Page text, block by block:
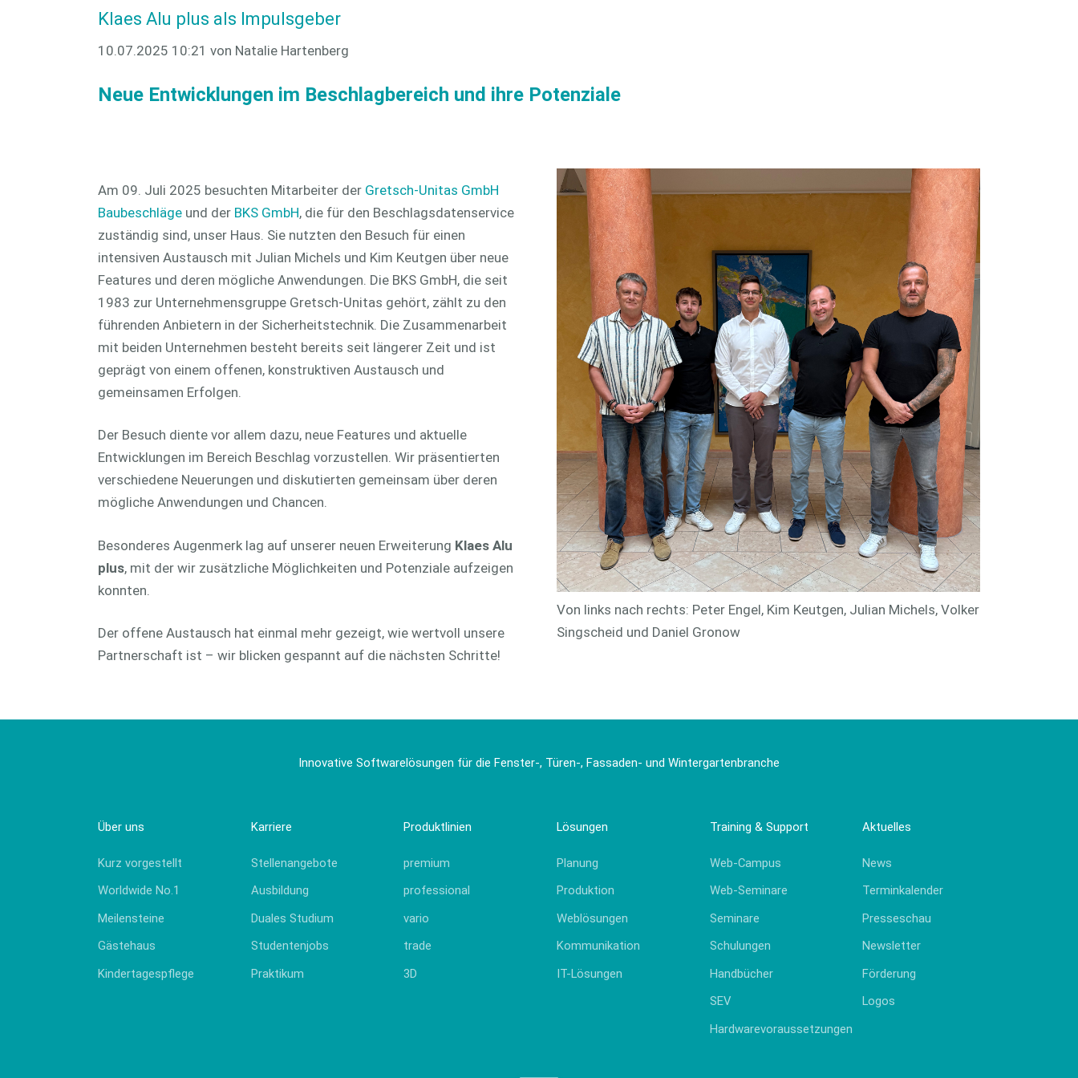
CAM 3D
CAD plus
Klaes Alu plus als Impulsgeber
10.07.2025 10:21 von Natalie Hartenberg
Neue Entwicklungen im Beschlagbereich und ihre Potenziale
Am 09. Juli 2025 besuchten Mitarbeiter der Gretsch-Unitas GmbH
Baubeschläge und der BKS GmbH, die für den Beschlagsdatenservice
zuständig sind, unser Haus. Sie nutzten den Besuch für einen
intensiven Austausch mit Julian Michels und Kim Keutgen über neue
Features und deren mögliche Anwendungen. Die BKS GmbH, die seit
1983 zur Unternehmensgruppe Gretsch-Unitas gehört, zählt zu den
führenden Anbietern in der Sicherheitstechnik. Die Zusammenarbeit
mit beiden Unternehmen besteht bereits seit längerer Zeit und ist
geprägt von einem offenen, konstruktiven Austausch und
gemeinsamen Erfolgen.
Der Besuch diente vor allem dazu, neue Features und aktuelle
Entwicklungen im Bereich Beschlag vorzustellen. Wir präsentierten
verschiedene Neuerungen und diskutierten gemeinsam über deren
mögliche Anwendungen und Chancen.
Besonderes Augenmerk lag auf unserer neuen Erweiterung Klaes Alu
plus, mit der wir zusätzliche Möglichkeiten und Potenziale aufzeigen
konnten.
Der offene Austausch hat einmal mehr gezeigt, wie wertvoll unsere
Partnerschaft ist – wir blicken gespannt auf die nächsten Schritte!
Von links nach rechts: Peter Engel, Kim Keutgen, Julian Michels, Volker
Singscheid und Daniel Gronow
Innovative Softwarelösungen für die Fenster-, Türen-, Fassaden- und Wintergartenbranche
Über uns
Kurz vorgestellt
Worldwide No.1
Meilensteine
Gästehaus
Kindertagespflege
Karriere
Stellenangebote
Ausbildung
Duales Studium
Studentenjobs
Praktikum
Produktlinien
premium
professional
vario
trade
3D
Lösungen
Planung
Produktion
Weblösungen
Kommunikation
IT-Lösungen
Training & Support
Web-Campus
Web-Seminare
Seminare
Schulungen
Handbücher
SEV
Hardwarevoraussetzungen
Aktuelles
News
Terminkalender
Presseschau
Newsletter
Förderung
Logos